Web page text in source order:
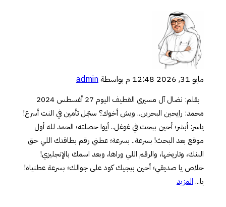
مايو 31, 2026 12:48 م بواسطة admin
بقلم: نضال آل مسيري القطيف اليوم 27 أغسطس 2024
محمد: رايحين البحرين.. ويش أخوك؟ سجّل تأمين في النت أسرع!
ياسر: أبشر؛ أحين ببحث في غوغل.. أيوا حصلته؛ الحمد لله أول
موقع بعد البحث! بسرعة.. بسرعة؛ عطني رقم بطاقتك اللي حق
البنك، وتاريخها، والرقم اللي وراها، وبعد اسمك بالإنجليزي!
خلاص يا صديقي؛ أحين بيجيك كود على جوالك؛ بسرعة عطنياه!
يا... المزيد